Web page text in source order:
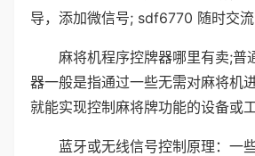
导，添加微信号; sdf6770 随时交流
麻将机程序控牌器哪里有卖;普
器一般是指通过一些无需对麻将机
就能实现控制麻将牌功能的设备或工
蓝牙或无线信号控制原理：一